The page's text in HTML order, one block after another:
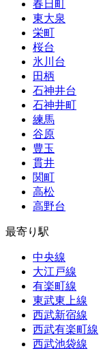
春日町
東大泉
栄町
桜台
氷川台
田柄
石神井台
石神井町
練馬
谷原
豊玉
貫井
関町
高松
高野台
最寄り駅
中央線
大江戸線
有楽町線
東武東上線
西武新宿線
西武有楽町線
西武池袋線